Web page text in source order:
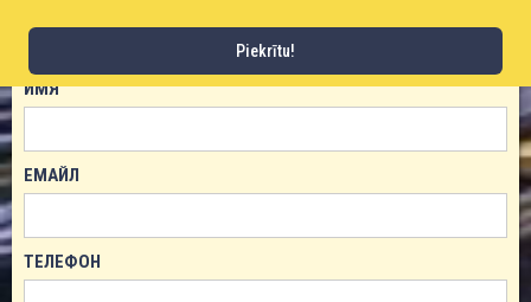
ЗАКАЗАТЬ ТОВАР!
ИМЯ
ЕМАЙЛ
ТЕЛЕФОН
Piekrītu!